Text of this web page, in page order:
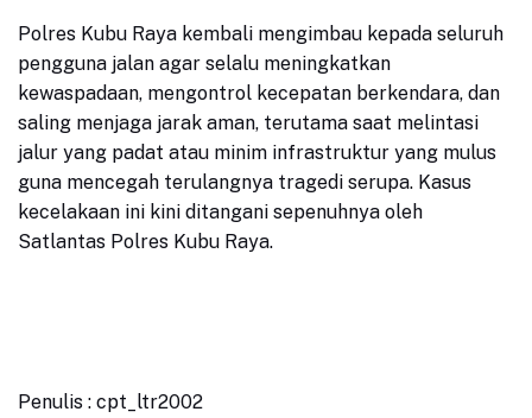
Polres Kubu Raya kembali mengimbau kepada seluruh
pengguna jalan agar selalu meningkatkan
kewaspadaan, mengontrol kecepatan berkendara, dan
saling menjaga jarak aman, terutama saat melintasi
jalur yang padat atau minim infrastruktur yang mulus
guna mencegah terulangnya tragedi serupa. Kasus
kecelakaan ini kini ditangani sepenuhnya oleh
Satlantas Polres Kubu Raya.
Penulis : cpt_ltr2002